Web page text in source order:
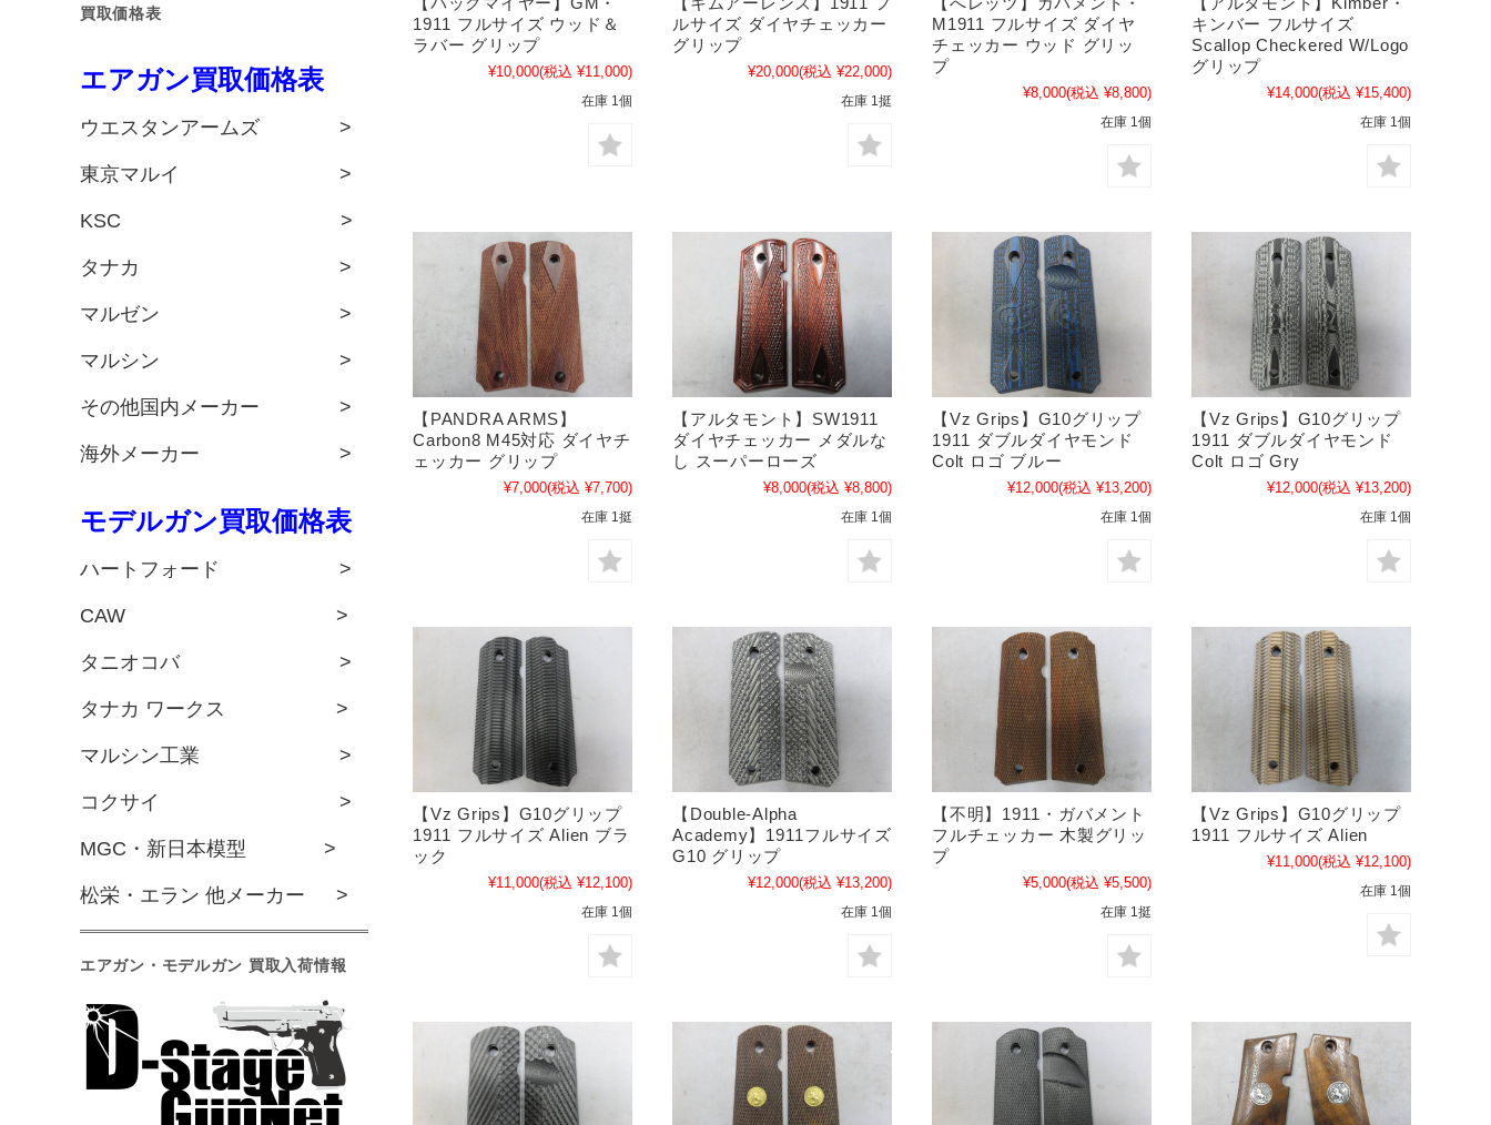
1911 フルサイズ ウッド＆
ラバー グリップ
¥10,000(税込 ¥11,000)
在庫 1個
ルサイズ ダイヤチェッカー
グリップ
¥20,000(税込 ¥22,000)
在庫 1挺
M1911 フルサイズ ダイヤ
チェッカー ウッド グリッ
プ
¥8,000(税込 ¥8,800)
在庫 1個
キンバー フルサイズ
Scallop Checkered W/Logo
グリップ
¥14,000(税込 ¥15,400)
在庫 1個
【PANDRA ARMS】
Carbon8 M45対応 ダイヤチ
ェッカー グリップ
¥7,000(税込 ¥7,700)
在庫 1挺
【アルタモント】SW1911
ダイヤチェッカー メダルな
し スーパーローズ
¥8,000(税込 ¥8,800)
在庫 1個
【Vz Grips】G10グリップ
1911 ダブルダイヤモンド
Colt ロゴ ブルー
¥12,000(税込 ¥13,200)
在庫 1個
【Vz Grips】G10グリップ
1911 ダブルダイヤモンド
Colt ロゴ Gry
¥12,000(税込 ¥13,200)
在庫 1個
【Vz Grips】G10グリップ
1911 フルサイズ Alien ブラ
ック
¥11,000(税込 ¥12,100)
在庫 1個
【Double-Alpha
Academy】1911フルサイズ
G10 グリップ
¥12,000(税込 ¥13,200)
在庫 1個
【不明】1911・ガバメント
フルチェッカー 木製グリッ
プ
¥5,000(税込 ¥5,500)
在庫 1挺
【Vz Grips】G10グリップ
1911 フルサイズ Alien
¥11,000(税込 ¥12,100)
在庫 1個
買取価格表
エアガン買取価格表
ウエスタンアームズ >
東京マルイ >
KSC >
タナカ >
マルゼン >
マルシン >
その他国内メーカー >
海外メーカー >
モデルガン買取価格表
ハートフォード >
CAW >
タニオコバ >
タナカ ワークス >
マルシン工業 >
コクサイ >
MGC・新日本模型 >
松栄・エラン 他メーカー >
エアガン・モデルガン 買取入荷情報